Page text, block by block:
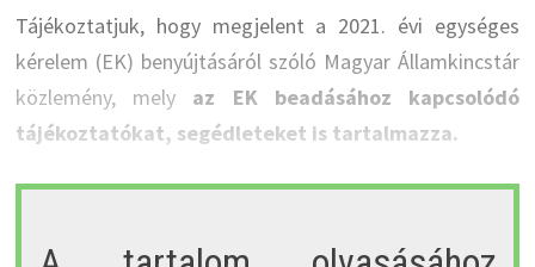
Tájékoztatjuk, hogy megjelent a 2021. évi egységes
kérelem (EK) benyújtásáról szóló Magyar Államkincstár
közlemény, mely az EK beadásához kapcsolódó
tájékoztatókat, segédleteket is tartalmazza.